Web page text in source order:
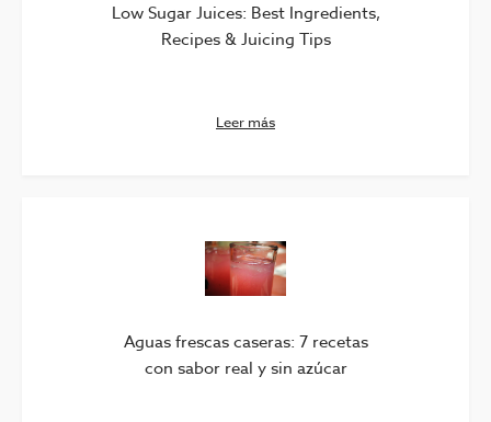
Low Sugar Juices: Best Ingredients,
Recipes & Juicing Tips
Leer más
Aguas frescas caseras: 7 recetas
con sabor real y sin azúcar